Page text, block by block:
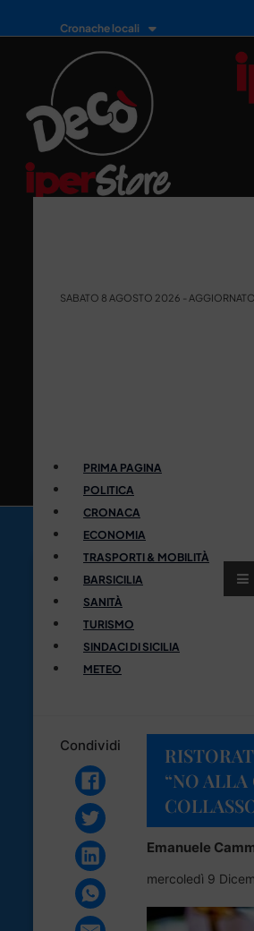
Cronache locali
SABATO 8 AGOSTO 2026 - AGGIORNATO
PRIMA PAGINA
POLITICA
CRONACA
ECONOMIA
TRASPORTI & MOBILITÀ
BARSICILIA
SANITÀ
TURISMO
SINDACI DI SICILIA
METEO
Condividi
“NO
Emanuele
mercoledì 9